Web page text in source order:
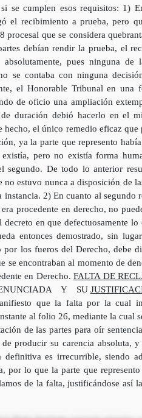
se cumplen esos requisitos: 1)
el recibimiento a prueba, pero
que se considera
debían rendir la prueba, el
pues ninguna de
se contaba con ninguna
el Honorable Tribunal en una
de oficio una ampliación
duración debió hacerlo en el
el único remedio eficaz que
ya la parte que represento
pero no existía forma
De todo lo anterior
estuvo nunca a disposición de
2) En cuanto al segundo
procedente en derecho, no
en que defectuosamente
entonces demostrado, sin
los fueros del Derecho, debe
se encontraban al momento de
en Derecho. FALTA DE
Y SU
que la falta por la cual
al folio 26, mediante la cual
de las partes para oír
producir su carencia absoluta,
es irrecurrible, siendo
por lo que la parte que
de la falta, justificándose así